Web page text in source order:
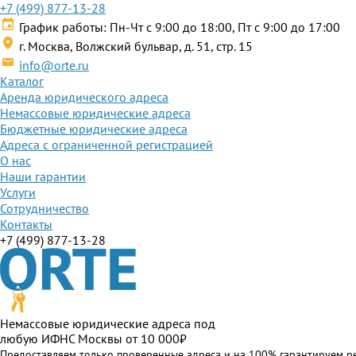
+7 (499) 877-13-28
График работы: Пн-Чт с 9:00 до 18:00, Пт с 9:00 до 17:00
г. Москва, Волжский бульвар, д. 51, стр. 15
info@orte.ru
Каталог
Аренда юридического адреса
Немассовые юридические адреса
Бюджетные юридические адреса
Адреса с ограниченной регистрацией
О нас
Наши гарантии
Услуги
Сотрудничество
Контакты
+7 (499) 877-13-28
Немассовые юридические адреса под
любую ИФНС Москвы от 10 000₽